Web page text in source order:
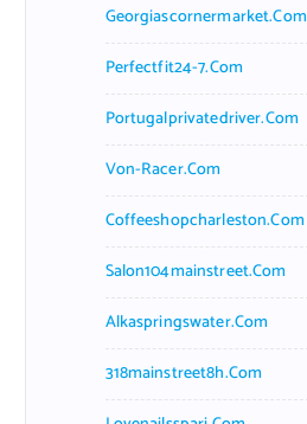
Georgiascornermarket.com
Perfectfit24-7.com
Portugalprivatedriver.com
Von-Racer.com
Coffeeshopcharleston.com
Salon104mainstreet.com
Alkaspringswater.com
318mainstreet8h.com